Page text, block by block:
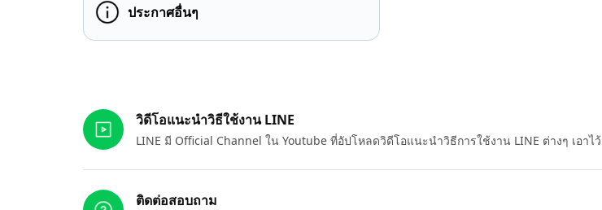
ประกาศอื่นๆ
วิดีโอแนะนำวิธีใช้งาน LINE
LINE มี Official Channel ใน Youtube ที่อัปโหลดวิดีโอแนะนำวิธีการใช้งาน LINE ต่างๆ เอาไว้
ติดต่อสอบถาม